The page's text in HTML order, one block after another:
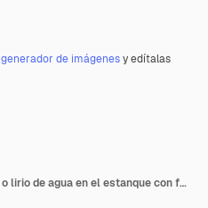
generador de imágenesy edítalas
Hermosa flor de loto rosa o lirio de agua en el estanque con fondo de luz solar